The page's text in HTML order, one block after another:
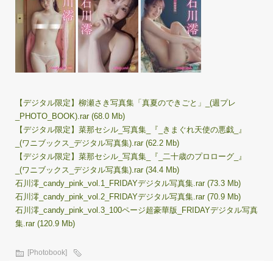
【デジタル限定】柳瀬さき写真集「真夏のできごと」_(週プレ
_PHOTO_BOOK).rar (68.0 Mb)
【デジタル限定】菜那セシル_写真集_『_きまぐれ天使の悪戯_』
_(ワニブックス_デジタル写真集).rar (62.2 Mb)
【デジタル限定】菜那セシル_写真集_『_二十歳のプロローグ_』
_(ワニブックス_デジタル写真集).rar (34.4 Mb)
石川澪_candy_pink_vol.1_FRIDAYデジタル写真集.rar (73.3 Mb)
石川澪_candy_pink_vol.2_FRIDAYデジタル写真集.rar (70.9 Mb)
石川澪_candy_pink_vol.3_100ページ超豪華版_FRIDAYデジタル写真
集.rar (120.9 Mb)
[Photobook]